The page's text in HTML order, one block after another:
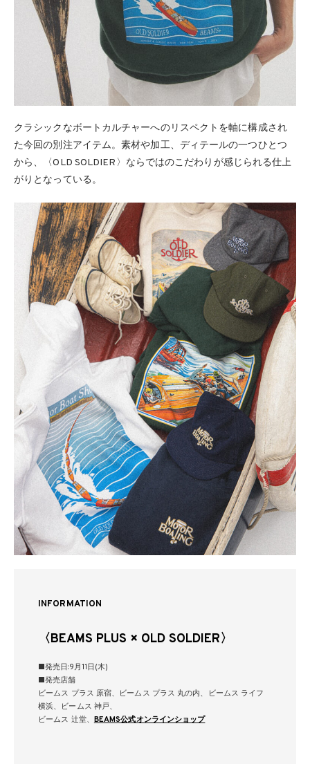
クラシックなボートカルチャーへのリスペクトを軸に構成され
た今回の別注アイテム。素材や加工、ディテールの一つひとつ
から、〈OLD SOLDIER〉ならではのこだわりが感じられる仕上
がりとなっている。
INFORMATION
〈BEAMS PLUS × OLD SOLDIER〉
■発売日:9月11日(木)
■発売店舗
ビームス プラス 原宿、ビームス プラス 丸の内、ビームス ライフ
横浜、ビームス 神戸、
ビームス 辻堂、 BEAMS公式オンラインショップ